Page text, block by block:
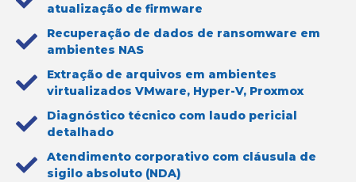
atualização de firmware
Recuperação de dados de ransomware em
ambientes NAS
Extração de arquivos em ambientes
virtualizados VMware, Hyper-V, Proxmox
Diagnóstico técnico com laudo pericial
detalhado
Atendimento corporativo com cláusula de
sigilo absoluto (NDA)